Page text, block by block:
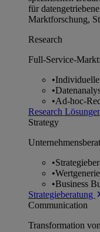
für
Marktforschung,
Research
Full-Service-
•
•
•Ad-hoc-
Research
Strategy
•
•
•Business
Strategieberatung
Communication
Transformation